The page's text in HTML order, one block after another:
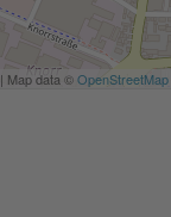
| Map data ©OpenStreetMap